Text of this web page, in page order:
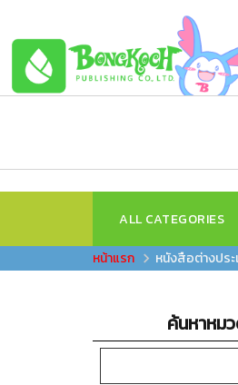
ALL CATEGORIES
หนังสือต่างประ
ค้นหาหม